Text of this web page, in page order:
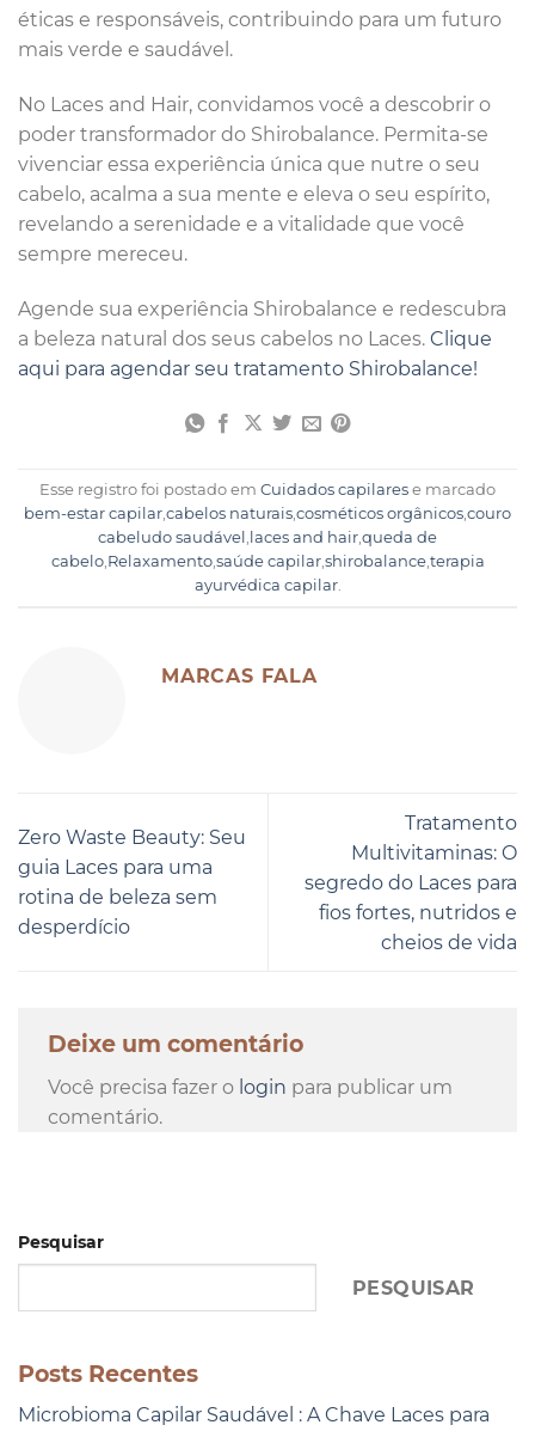
éticas e responsáveis, contribuindo para um futuro
mais verde e saudável.
No Laces and Hair, convidamos você a descobrir o
poder transformador do Shirobalance. Permita-se
vivenciar essa experiência única que nutre o seu
cabelo, acalma a sua mente e eleva o seu espírito,
revelando a serenidade e a vitalidade que você
sempre mereceu.
Agende sua experiência Shirobalance e redescubra
a beleza natural dos seus cabelos no Laces. Clique
aqui para agendar seu tratamento Shirobalance!
Esse registro foi postado em Cuidados capilares e marcado
bem-estar capilar cabelos naturais cosméticos orgânicos couro
cabeludo saudável laces and hair queda de
cabelo, Relaxamento, saúde capilar, shirobalance, terapia
ayurvédica capilar.
MARCAS FALA
Zero Waste Beauty: Seu
guia Laces para uma
rotina de beleza sem
desperdício
Tratamento
Multivitaminas: O
segredo do Laces para
fios fortes, nutridos e
cheios de vida
Deixe um comentário
Você precisa fazer o login para publicar um
comentário.
Pesquisar
PESQUISAR
Posts Recentes
Microbioma Capilar Saudável : A Chave Laces para